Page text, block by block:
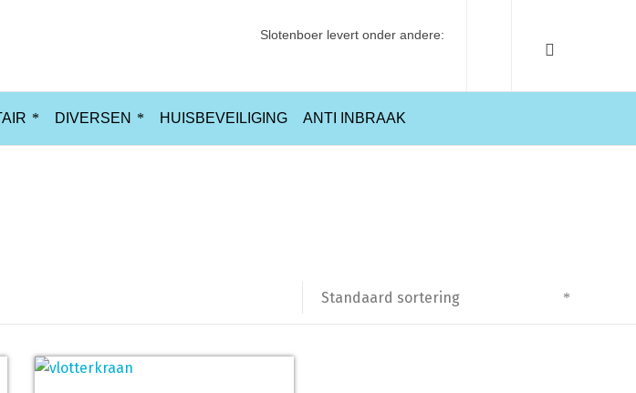
Slotenboer levert onder andere:
DIVERSEN HUISBEVEILIGING ANTI INBRAAK
Standaard sortering